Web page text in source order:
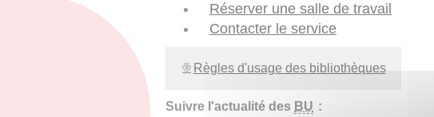
Réserver une salle de travail
Contacter le service
Règles d'usage des bibliothèques
Suivre l'actualité des BU :